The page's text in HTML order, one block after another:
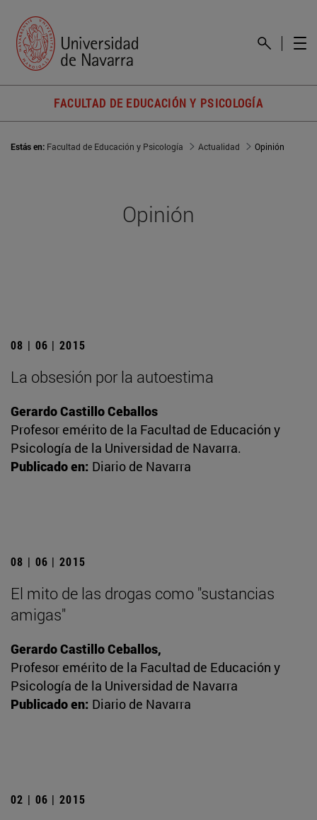
FACULTAD DE EDUCACIÓN Y PSICOLOGÍA
Estás en: Facultad de Educación y Psicología Actualidad Opinión
Opinión
08 | 06 | 2015
La obsesión por la autoestima
Gerardo Castillo Ceballos
Profesor emérito de la Facultad de Educación y
Psicología de la Universidad de Navarra.
Publicado en: Diario de Navarra
08 | 06 | 2015
El mito de las drogas como "sustancias
amigas"
Gerardo Castillo Ceballos,
Profesor emérito de la Facultad de Educación y
Psicología de la Universidad de Navarra
Publicado en: Diario de Navarra
02 | 06 | 2015